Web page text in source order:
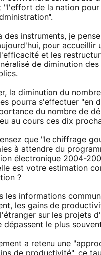
"l'effort de la nation
des instruments, je
pour accueillir
et les
de diminution des
la diminution du
pourra s'effectuer "en
du nombre de
au cours des dix
que "le chiffrage
à attendre du
électronique 2004-
est votre estimation
?
les informations
les gains de
sur les projets
dépassent le plus
a retenu une
de productivité", ce